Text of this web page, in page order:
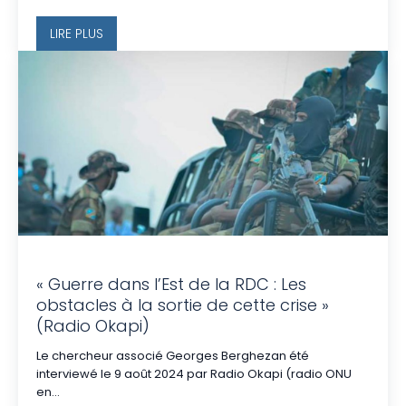
LIRE PLUS
« Guerre dans l’Est de la RDC : Les
obstacles à la sortie de cette crise »
(Radio Okapi)
Le chercheur associé Georges Berghezan été
interviewé le 9 août 2024 par Radio Okapi (radio ONU
en...